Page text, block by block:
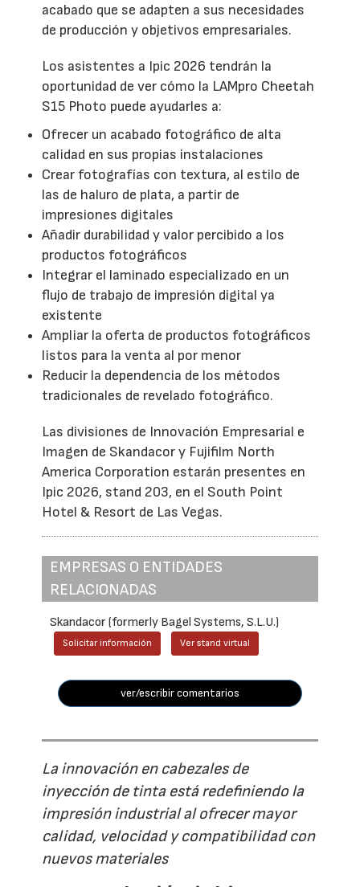
acabado que se adapten a sus necesidades
de producción y objetivos empresariales.
Los asistentes a Ipic 2026 tendrán la
oportunidad de ver cómo la LAMpro Cheetah
S15 Photo puede ayudarles a:
Ofrecer un acabado fotográfico de alta
calidad en sus propias instalaciones
Crear fotografías con textura, al estilo de
las de haluro de plata, a partir de
impresiones digitales
Añadir durabilidad y valor percibido a los
productos fotográficos
Integrar el laminado especializado en un
flujo de trabajo de impresión digital ya
existente
Ampliar la oferta de productos fotográficos
listos para la venta al por menor
Reducir la dependencia de los métodos
tradicionales de revelado fotográfico.
Las divisiones de Innovación Empresarial e
Imagen de Skandacor y Fujifilm North
America Corporation estarán presentes en
Ipic 2026, stand 203, en el South Point
Hotel & Resort de Las Vegas.
EMPRESAS O ENTIDADES
RELACIONADAS
Skandacor (formerly Bagel Systems, S.L.U.)
Solicitar información Ver stand virtual
ver/escribir comentarios
La innovación en cabezales de
inyección de tinta está redefiniendo la
impresión industrial al ofrecer mayor
calidad, velocidad y compatibilidad con
nuevos materiales